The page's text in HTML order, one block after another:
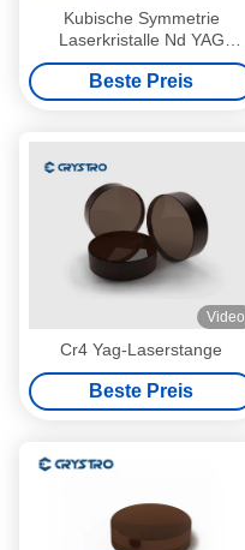
Kubische Symmetrie
Laserkristalle Nd YAG
Laserstange hohe
Wärmeleitfähigkeit
Beste Preis
Video
Cr4 Yag-Laserstange
Beste Preis